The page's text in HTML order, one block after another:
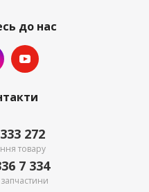
до нас
272
товару
7 334
запчастини